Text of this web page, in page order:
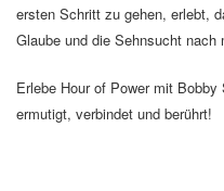
ersten Schritt zu gehen, erlebt,
Glaube und die Sehnsucht nach
Erlebe Hour of Power mit
ermutigt, verbindet und berührt!